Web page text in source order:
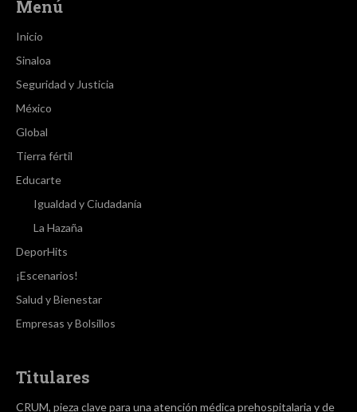
Menú
Inicio
Sinaloa
Seguridad y Justicia
México
Global
Tierra fértil
Educarte
Igualdad y Ciudadanía
La Hazaña
DeporHits
¡Escenarios!
Salud y Bienestar
Empresas y Bolsillos
Titulares
CRUM, pieza clave para una atención médica prehospitalaria y de